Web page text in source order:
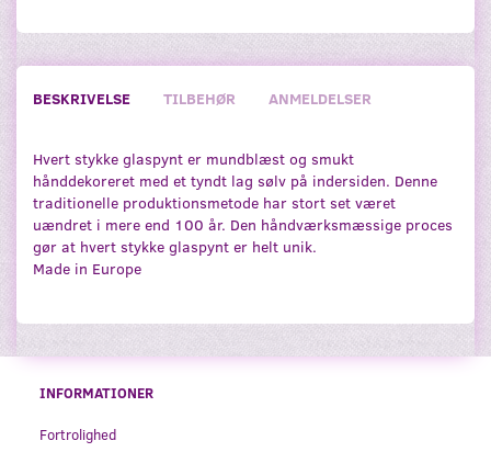
BESKRIVELSE TILBEHØR ANMELDELSER
Hvert stykke glaspynt er mundblæst og smukt
hånddekoreret med et tyndt lag sølv på indersiden. Denne
traditionelle produktionsmetode har stort set været
uændret i mere end 100 år. Den håndværksmæssige proces
gør at hvert stykke glaspynt er helt unik.
Made in Europe
INFORMATIONER
Fortrolighed